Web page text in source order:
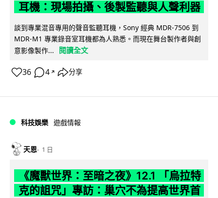
耳機：現場拍攝、後製監聽與人聲利器
談到專業混音專用的聲音監聽耳機，Sony 經典 MDR-7506 到
MDR-M1 專業錄音室耳機都為人熟悉。而現在舞台製作者與創
意影像製作...
閱讀全文
36 4 ↗ 分享
科技娛樂 遊戲情報
天恩 1 日
《魔獸世界：至暗之夜》12.1 「烏拉特
克的詛咒」專訪：巢穴不為提高世界首